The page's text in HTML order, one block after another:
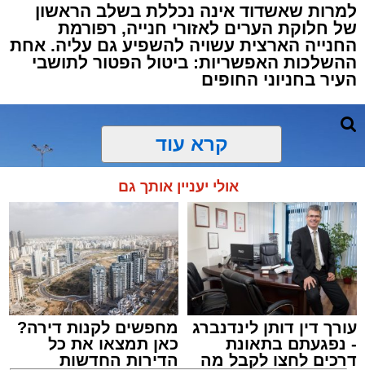
למרות שאשדוד אינה נכללת בשלב הראשון
של חלוקת הערים לאזורי חנייה, רפורמת
החנייה הארצית עשויה להשפיע גם עליה. אחת
ההשלכות האפשריות: ביטול הפטור לתושבי
העיר בחניוני החופים
קרא עוד
אולי יעניין אותך גם
עורך דין דותן לינדנברג
- נפגעתם בתאונת
דרכים לחצו לקבל מה
מחפשים לקנות דירה?
כאן תמצאו את כל
הדירות החדשות